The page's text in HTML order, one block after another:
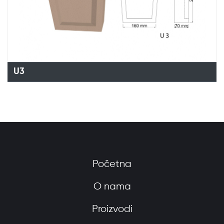
U3
Početna
O nama
Proizvodi